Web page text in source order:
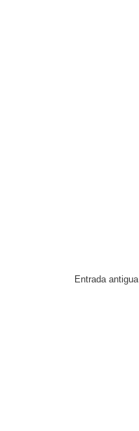
Entrada antigua